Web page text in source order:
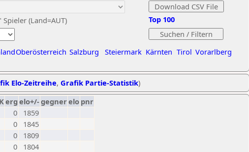
(Land=AUT)
Oberösterreich Salzburg Steiermark Kärnten Tirol Vorarlberg
Top 100
Elo-Zeitreihe, Grafik Partie-Statistik)
Kerg elo+/-gegnerelo pnr
0
1859
0
1845
0
1809
0
1804